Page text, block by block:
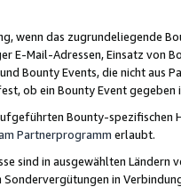
wenn das zugrundeliegende
E-Mail-Adressen, Einsatz von
Bounty Events, die nicht
ob ein Bounty Event
Bounty-spezifischen
Partnerprogramm erlaubt.
sind in ausgewählten Ländern
in